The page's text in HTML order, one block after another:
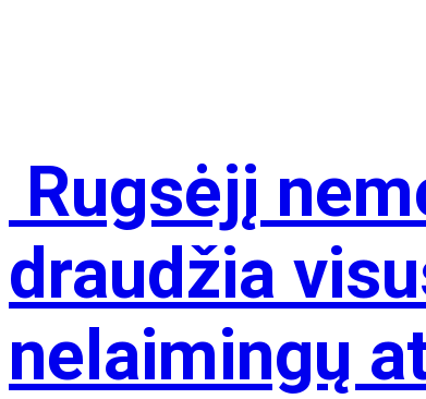
Rugsėjį
draudžia
nelaimingų